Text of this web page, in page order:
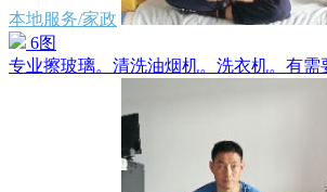
本地服务/家政
6图
专业擦玻璃。清洗油烟机。洗衣机。有需